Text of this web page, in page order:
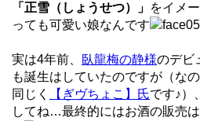
「正雪（しょうせつ）」 をイメ
っても可愛い娘なんです
実は4年前、 臥龍梅の静様のデビ
も誕生はしていたのですが（な
同じく
【ぎヴちょこ】氏です♪）
してね…最終的にはお酒の販売